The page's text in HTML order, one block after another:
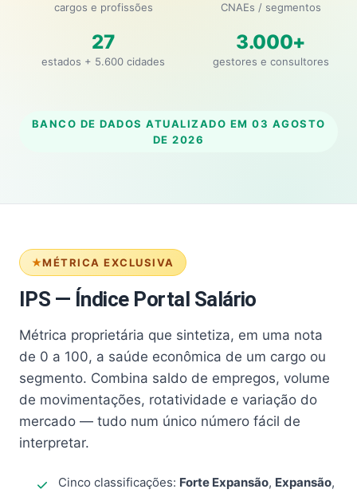
cargos e profissões CNAEs / segmentos
27
estados + 5.600 cidades
3.000+
gestores e consultores
BANCO DE DADOS ATUALIZADO EM 03 AGOSTO
DE 2026
MÉTRICA EXCLUSIVA
IPS — Índice Portal Salário
Métrica proprietária que sintetiza, em uma nota
de 0 a 100, a saúde econômica de um cargo ou
segmento. Combina saldo de empregos, volume
de movimentações, rotatividade e variação do
mercado — tudo num único número fácil de
interpretar.
Cinco classificações: Forte Expansão, Expansão,